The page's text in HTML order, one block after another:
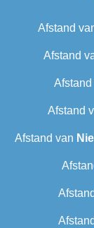
Afstand
Afstand
Afstand
Afstand
Afstand van